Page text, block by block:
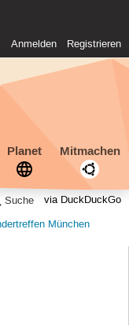
Anmelden Registrieren
Planet Mitmachen
via DuckDuckGo
München